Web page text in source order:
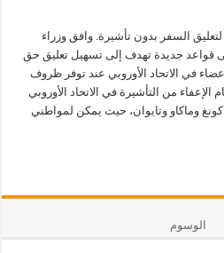
لتعليق السفر بدون تأشيرة. وافق وزراء
قواعد جديدة تهدف إلى تسهيل تعليق حق
في الاتحاد الأوروبي عند توفر ظروف
من التأشيرة في الاتحاد الأوروبي
هونغ كونغ وماكاو وتايوان، حيث يمكن لمواطني
الوسوم